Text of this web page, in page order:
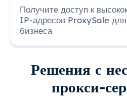
Получите доступ к
IP-адресов ProxySale
бизнеса
Решения с
прокси-